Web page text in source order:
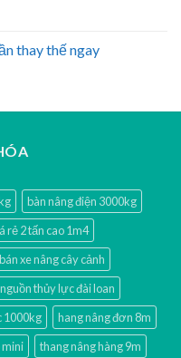
thay thế ngay
bàn nâng điện 3000kg
rẻ 2 tấn cao 1m4
bán xe nâng cây cảnh
thủy lực đài loan
1000kg
hang nâng đơn 8m
mini
thang nâng hàng 9m